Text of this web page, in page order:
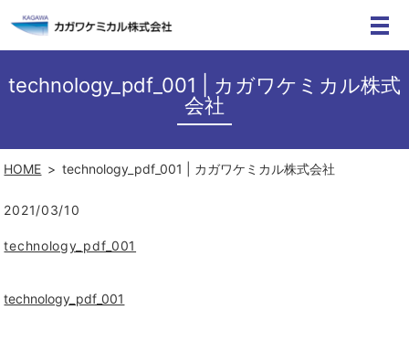
technology_pdf_001 | カガワケミカル株式
会社
HOME technology_pdf_001 | カガワケミカル株式会社
2021/03/10
technology_pdf_001
technology_pdf_001